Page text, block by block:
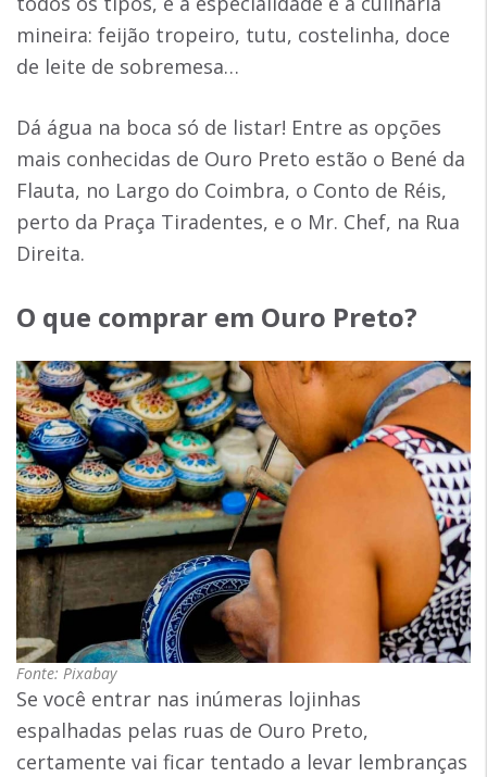
mineira: feijão tropeiro, tutu, costelinha, doce
de leite de sobremesa…
Dá água na boca só de listar! Entre as opções
mais conhecidas de Ouro Preto estão o Bené da
Flauta, no Largo do Coimbra, o Conto de Réis,
perto da Praça Tiradentes, e o Mr. Chef, na Rua
Direita.
O que comprar em Ouro Preto?
Fonte: Pixabay
Se você entrar nas inúmeras lojinhas
espalhadas pelas ruas de Ouro Preto,
certamente vai ficar tentado a levar lembranças